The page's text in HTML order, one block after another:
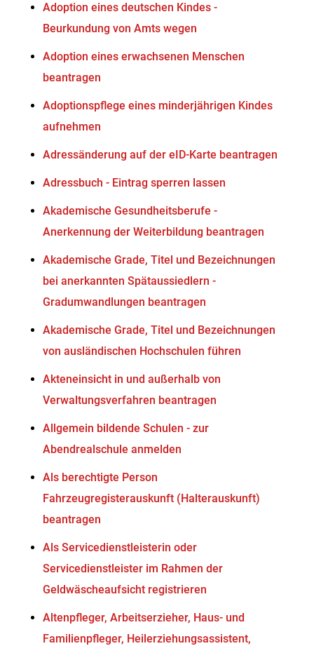
Adoption eines deutschen Kindes -
Beurkundung von Amts wegen
Adoption eines erwachsenen Menschen
beantragen
Adoptionspflege eines minderjährigen Kindes
aufnehmen
Adressänderung auf der eID-Karte beantragen
Adressbuch - Eintrag sperren lassen
Akademische Gesundheitsberufe -
Anerkennung der Weiterbildung beantragen
Akademische Grade, Titel und Bezeichnungen
bei anerkannten Spätaussiedlern -
Gradumwandlungen beantragen
Akademische Grade, Titel und Bezeichnungen
von ausländischen Hochschulen führen
Akteneinsicht in und außerhalb von
Verwaltungsverfahren beantragen
Allgemein bildende Schulen - zur
Abendrealschule anmelden
Als berechtigte Person
Fahrzeugregisterauskunft (Halterauskunft)
beantragen
Als Servicedienstleisterin oder
Servicedienstleister im Rahmen der
Geldwäscheaufsicht registrieren
Altenpfleger, Arbeitserzieher, Haus- und
Familienpfleger, Heilerziehungsassistent,